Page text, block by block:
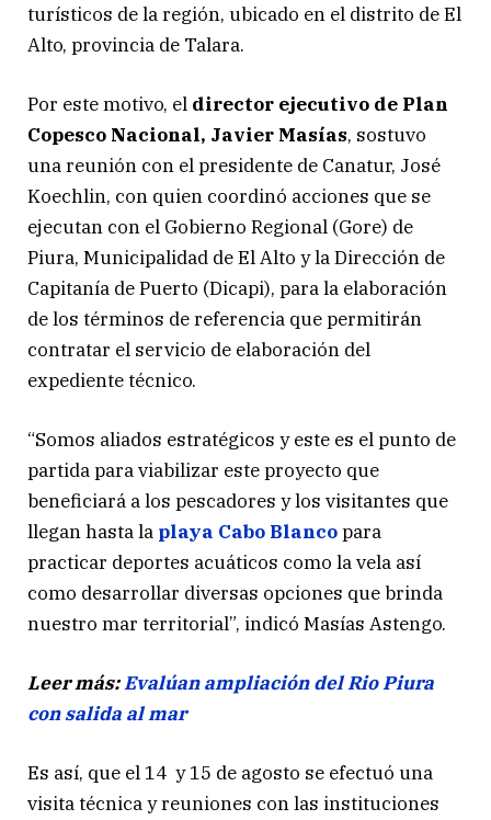
turísticos de la región, ubicado en el distrito de El
Alto, provincia de Talara.
Por este motivo, el director ejecutivo de Plan
Copesco Nacional, Javier Masías, sostuvo
una reunión con el presidente de Canatur, José
Koechlin, con quien coordinó acciones que se
ejecutan con el Gobierno Regional (Gore) de
Piura, Municipalidad de El Alto y la Dirección de
Capitanía de Puerto (Dicapi), para la elaboración
de los términos de referencia que permitirán
contratar el servicio de elaboración del
expediente técnico.
“Somos aliados estratégicos y este es el punto de
partida para viabilizar este proyecto que
beneficiará a los pescadores y los visitantes que
llegan hasta la playa Cabo Blancopara
practicar deportes acuáticos como la vela así
como desarrollar diversas opciones que brinda
nuestro mar territorial”, indicó Masías Astengo.
Leer más:Evalúan ampliación del Rio Piura
con salida al mar
Es así, que el 14 y 15 de agosto se efectuó una
visita técnica y reuniones con las instituciones